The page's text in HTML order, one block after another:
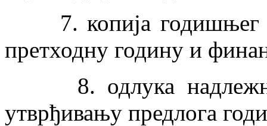
7. копија годишњег
претходну годину и
8. одлука
утврђивању предлога